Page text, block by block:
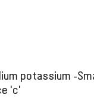
potassium -
'c'